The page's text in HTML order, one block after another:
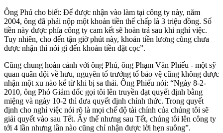
Ông Phú cho biết: Để được nhận vào làm tại công ty này, năm
2004, ông đã phải nộp một khoản tiền thế chấp là 3 triệu đồng. Số
tiền này được phía công ty cam kết sẽ hoàn trả sau khi nghỉ việc.
Tuy nhiên, cho đến tận giờ phút này, khoản tiền lương cũng chưa
được nhận thì nói gì đến khoản tiền đặt cọc”.
Cũng chung hoàn cảnh với ông Phú, ông Phạm Văn Phiếu - một sỹ
quan quân đội về hưu, nguyên tổ trưởng tổ bảo vệ cũng không được
nhận một xu nào kể từ khi bị sa thải. Ông Phiếu nói: “Ngày 8-2-
2010, ông Phó Giám đốc gọi tôi lên truyền đạt quyết định bằng
miệng và ngày 10-2 thì đưa quyết định chính thức. Trong quyết
định cho nghỉ việc nói rõ là mọi chế độ tài chính của chúng tôi sẽ
giải quyết vào sau Tết. Ấy thế nhưng sau Tết, chúng tôi lên công ty
tới 4 lần nhưng lần nào cũng chỉ nhận được lời hẹn suông”.